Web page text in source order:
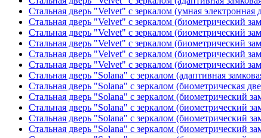
Стальная дверь "Velvet" с зеркалом (умная
Стальная дверь "Velvet" с зеркалом (биометрический
Стальная дверь "Velvet" с зеркалом (биометрический
Стальная дверь "Velvet" с зеркалом (биометрический
Стальная дверь "Velvet" с зеркалом (биометрический
Стальная дверь "Velvet" с зеркалом (биометрический
Стальная дверь "Solana" с зеркалом (адаптивная
Стальная дверь "Solana" с зеркалом (биометрическая
Стальная дверь "Solana" с зеркалом (биометрический
Стальная дверь "Solana" с зеркалом (биометрический
Стальная дверь "Solana" с зеркалом (биометрический
Стальная дверь "Solana" с зеркалом (биометрический